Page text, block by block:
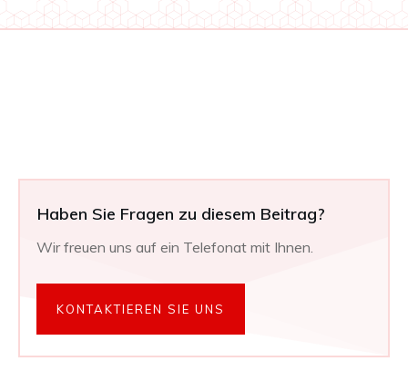
Haben Sie Fragen zu diesem Beitrag?
Wir freuen uns auf ein Telefonat mit Ihnen.
KONTAKTIEREN SIE UNS